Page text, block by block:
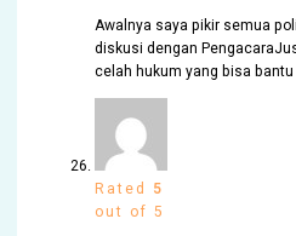
Awalnya saya pikir semua
diskusi dengan
celah hukum yang bisa bantu
Rated 5
out of 5